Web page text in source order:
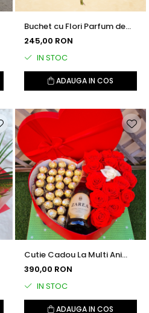
Buchet cu Flori Parfum de
Fericire
245,00 RON
IN STOC
ADAUGA IN COS
Cutie Cadou La Multi Ani
(mare)
390,00 RON
IN STOC
ADAUGA IN COS